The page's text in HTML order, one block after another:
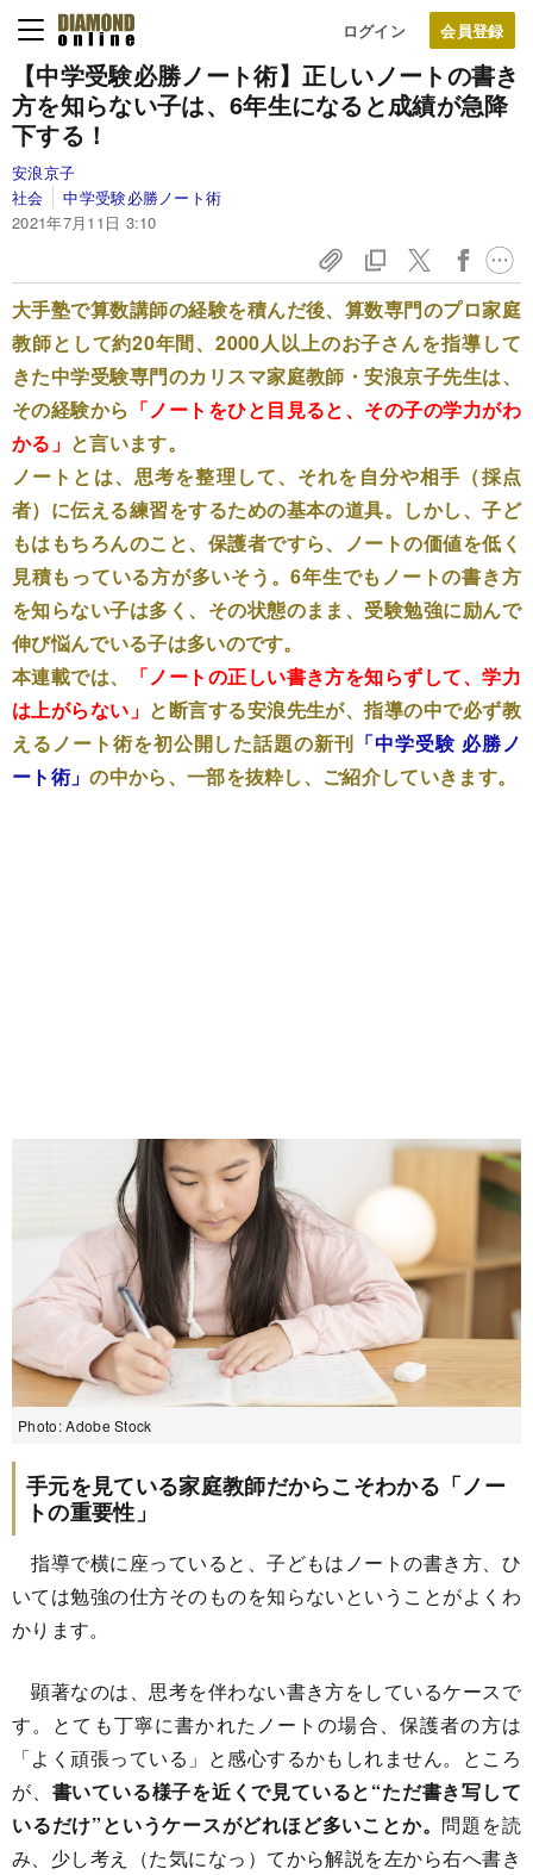
ログイン
【中学受験必勝ノート術】 正しいノートの書き
方を知らない子は、 6年生になると成績が急降
下する！
安浪京子
社会
中学受験必勝ノート術
2021年7月11日 3:10
大手塾で算数講師の経験を積んだ後、算数専門のプロ家庭
教師として約20年間、2000人以上のお子さんを指導して
きた中学受験専門のカリスマ家庭教師・安浪京子先生は、
その経験から 「ノートをひと目見ると、その子の学力がわ
かる」 と言います。
ノートとは、思考を整理して、それを自分や相手（採点
者）に伝える練習をするための基本の道具。しかし、子ど
もはもちろんのこと、保護者ですら、ノートの価値を低く
見積もっている方が多いそう。6年生でもノートの書き方
を知らない子は多く、その状態のまま、受験勉強に励んで
伸び悩んでいる子は多いのです。
本連載では、
「ノートの正しい書き方を知らずして、学力
は上がらない」 と断言する安浪先生が、指導の中で必ず教
えるノート術を初公開した話題の新刊 「中学受験 必勝ノ
ート術」の中から、一部を抜粋し、ご紹介していきます。
Photo: Adobe Stock
手元を見ている家庭教師だからこそわかる「ノー
トの重要性」
指導で横に座っていると、子どもはノートの書き方、ひ
いては勉強の仕方そのものを知らないということがよくわ
かります。
顕著なのは、思考を伴わない書き方をしているケースで
す。とても丁寧に書かれたノートの場合、保護者の方は
「よく頑張っている」と感心するかもしれません。ところ
が、 書いている様子を近くで見ていると“ただ書き写して
いるだけ”というケースがどれほど多いことか。 問題を読
み、少し考え（た気になっ）てから解説を左から右へ書き